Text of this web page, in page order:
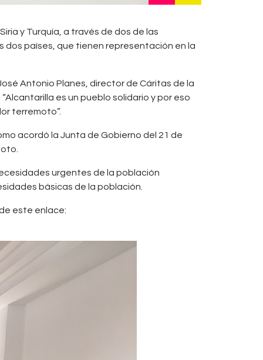
y Turquía, a través de dos de las
países, que tienen representación en la
Antonio Planes, director de Cáritas de la
es un pueblo solidario y por eso
terremoto”.
acordó la Junta de Gobierno del 21 de
urgentes de la población
básicas de la población.
este enlace: